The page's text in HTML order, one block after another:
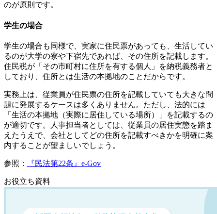
のが原則です。
学生の場合
学生の場合も同様で、実家に住民票があっても、生活してい
るのが大学の寮や下宿先であれば、その住所を記載します。
住民税が「その市町村に住所を有する個人」を納税義務者と
しており、住所とは生活の本拠地のことだからです。
実務上は、従業員が住民票の住所を記載していても大きな問
題に発展するケースは多くありません。ただし、法的には
「生活の本拠地（実際に居住している場所）」を記載するの
が適切です。人事担当者としては、従業員の居住実態を踏ま
えたうえで、会社としてどの住所を記載すべきかを明確に案
内することが望ましいでしょう。
参照： 『民法第22条』e-Gov
お役立ち資料